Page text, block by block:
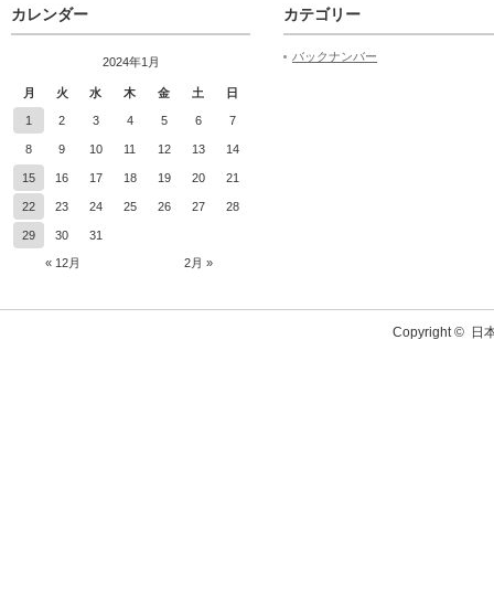
カレンダー
2024年1月
月 火 水 木 金 土 日
« 12月 2月 »
1 2 3 4 5 6 7
8 9 10 11 12 13 14
15 16 17 18 19 20 21
22 23 24 25 26 27 28
29 30 31
カテゴリー
バックナンバー
Copyright © 日